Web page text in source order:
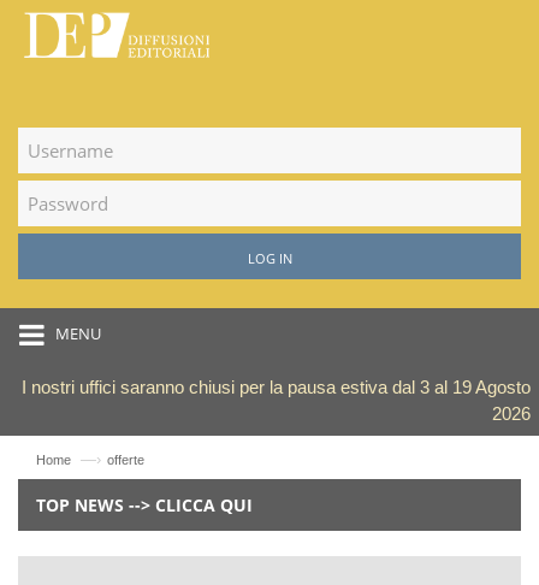
LOG IN
MENU
I nostri uffici saranno chiusi per la pausa estiva dal 3 al 19 Agosto
2026
Home —› offerte
TOP NEWS --> CLICCA QUI